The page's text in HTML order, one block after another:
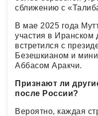
сближению с
В мае 2025 года
участия в Иранском
встретился с
Безешкианом и
Аббасом Аракчи.
Признают ли
после России?
Вероятно, каждая